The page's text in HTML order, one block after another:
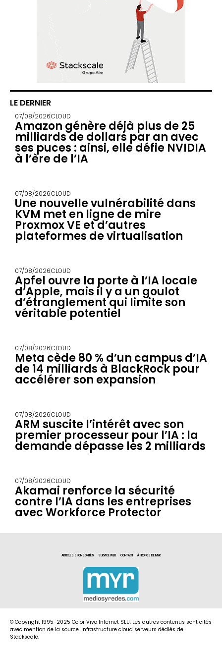
LE DERNIER
07/08/2026CLOUD
Amazon génère déjà plus de 25
milliards de dollars par an avec
ses puces : ainsi, elle défie NVIDIA
à l’ère de l’IA
07/08/2026CLOUD
Une nouvelle vulnérabilité dans
KVM met en ligne de mire
Proxmox VE et d’autres
plateformes de virtualisation
07/08/2026CLOUD
Apfel ouvre la porte à l’IA locale
d’Apple, mais il y a un goulot
d’étranglement qui limite son
véritable potentiel
07/08/2026CLOUD
Meta cède 80 % d’un campus d’IA
de 14 milliards à BlackRock pour
accélérer son expansion
07/08/2026CLOUD
ARM suscite l’intérêt avec son
premier processeur pour l’IA : la
demande dépasse les 2 milliards
07/08/2026CLOUD
Akamai renforce la sécurité
contre l’IA dans les entreprises
avec Workforce Protector
ARTICLES SPONSORITÉS SERVICE WEB CONTACT À PROPOS DE MYR
© Copyright 1995-2025 Color Vivo Internet SLU. Les autres contenus sont cités
avec mention de la source. Infrastructure cloud serveurs dédiés de
Stackscale.